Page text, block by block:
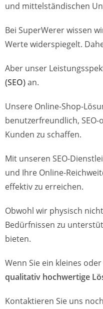
und mittelständischen
Bei SuperWerer wissen
Werte widerspiegelt.
Aber unser
(SEO)an.
Unsere Online-Shop-
benutzerfreundlich,
Kunden zu schaffen.
Mit unseren SEO-
und Ihre Online-
effektiv zu erreichen.
Obwohl wir physisch
Bedürfnissen zu
bieten.
Wenn Sie ein kleines
qualitativ hochwertige
Kontaktieren Sie uns